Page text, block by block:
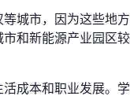
城市，因为这些地方
和新能源产业园区较
成本和职业发展。学